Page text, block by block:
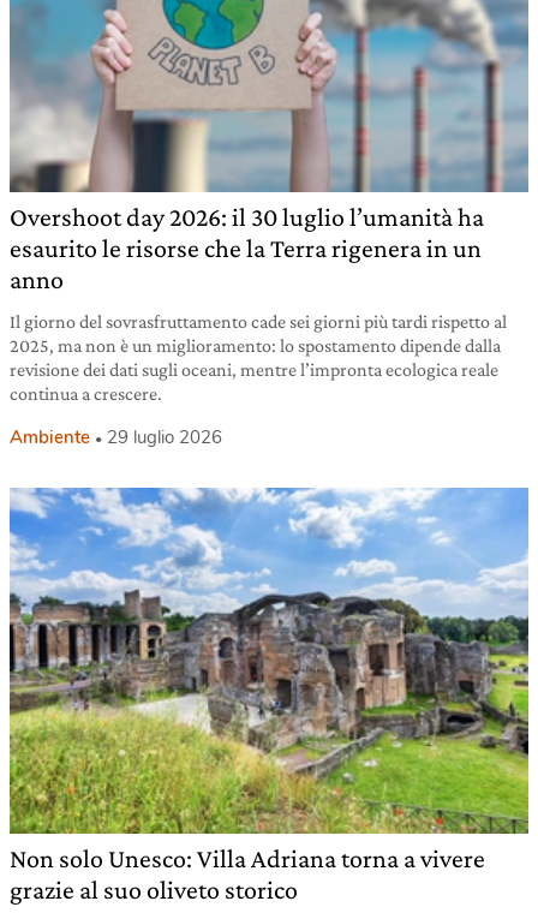
Overshoot day 2026: il 30 luglio l’umanità ha
esaurito le risorse che la Terra rigenera in un
anno
Il giorno del sovrasfruttamento cade sei giorni più tardi rispetto al
2025, ma non è un miglioramento: lo spostamento dipende dalla
revisione dei dati sugli oceani, mentre l’impronta ecologica reale
continua a crescere.
Ambiente 29 luglio 2026
Non solo Unesco: Villa Adriana torna a vivere
grazie al suo oliveto storico